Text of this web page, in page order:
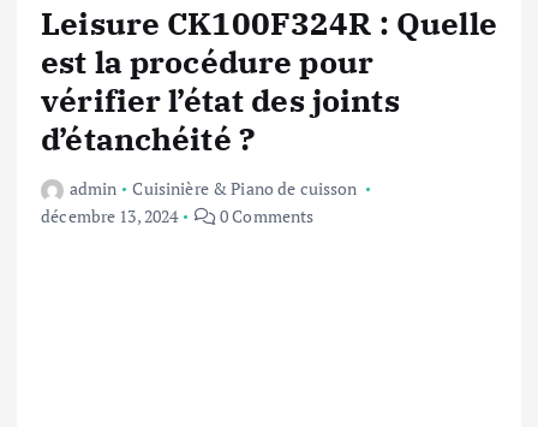
Leisure CK100F324R : Quelle
est la procédure pour
vérifier l’état des joints
d’étanchéité ?
admin
Cuisinière & Piano de cuisson
décembre 13, 2024
0 Comments